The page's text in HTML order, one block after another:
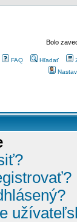
Bolo
FAQ Hľadať